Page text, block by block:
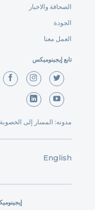
الصحافة والاخبار
الجودة
العمل معنا
تابع إيجينوميكس
مدونه: المسار إلى الخصوبة
English
[2024] ©